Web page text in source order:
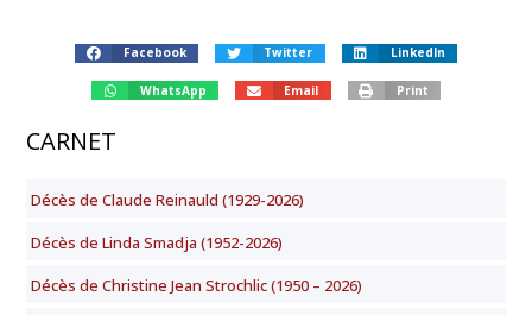
Facebook Twitter LinkedIn
WhatsApp Email Print
CARNET
Décès de Claude Reinauld (1929-2026)
Décès de Linda Smadja (1952-2026)
Décès de Christine Jean Strochlic (1950 – 2026)